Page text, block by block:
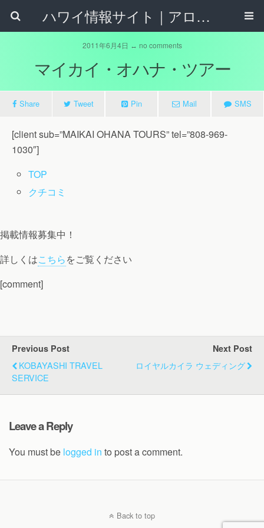
ハワイ情報サイト｜アロハタウンネット
2011年6月4日 ↔ no comments
マイカイ・オハナ・ツアー
Share Tweet Pin Mail SMS
[client sub=”MAIKAI OHANA TOURS” tel=”808-969-
1030″]
TOP
クチコミ
掲載情報募集中！
詳しくはこちらをご覧ください
[comment]
Previous Post
KOBAYASHI TRAVEL
SERVICE
Next Post
ロイヤルカイラ ウェディング
Leave a Reply
You must be logged in to post a comment.
Back to top